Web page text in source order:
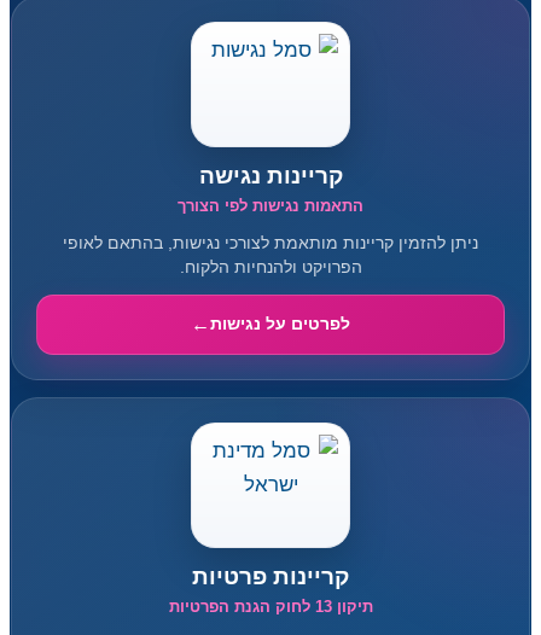
קריינות נגישה
התאמות נגישות לפי הצורך
ניתן להזמין קריינות מותאמת לצורכי נגישות, בהתאם לאופי
הפרויקט ולהנחיות הלקוח.
לפרטים על נגישות
קריינות פרטיות
תיקון 13 לחוק הגנת הפרטיות